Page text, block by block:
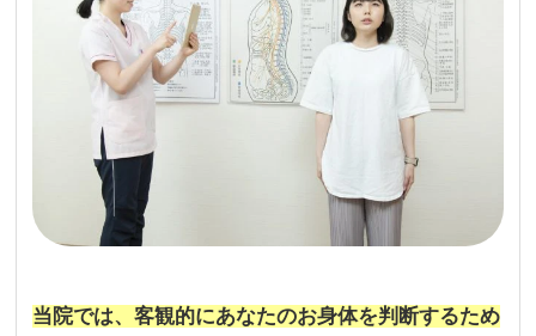
当院では、客観的にあなたのお身体を判断するため